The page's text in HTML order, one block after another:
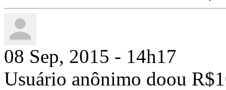
08 Sep, 2015 - 14h17
Usuário anônimo doou